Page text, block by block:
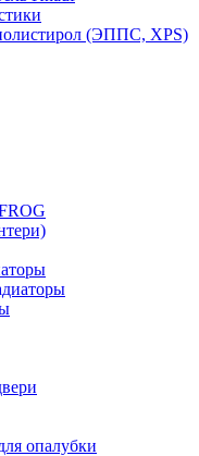
(ЭППС, XPS)
опалубки